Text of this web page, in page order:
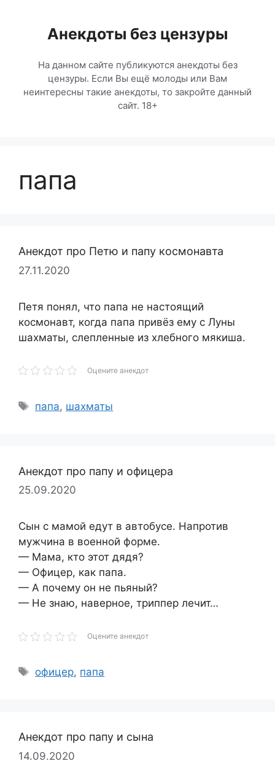
содержимомуАнекдоты без цензуры
На данном сайте публикуются анекдоты без
цензуры. Если Вы ещё молоды или Вам
неинтересны такие анекдоты, то закройте данный
сайт. 18+
папа
Анекдот про Петю и папу космонавта
27.11.2020
Петя понял, что папа не настоящий
космонавт, когда папа привёз ему с Луны
шахматы, слепленные из хлебного мякиша.
Оцените анекдот
Метки
папа, шахматы
Анекдот про папу и офицера
25.09.2020
Сын с мамой едут в автобусе. Напротив
мужчина в военной форме.
— Мама, кто этот дядя?
— Офицер, как папа.
— А почему он не пьяный?
— Не знаю, наверное, триппер лечит…
Оцените анекдот
Метки
офицер, папа
Анекдот про папу и сына
14.09.2020